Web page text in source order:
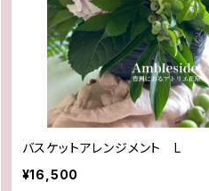
バスケットアレンジメント L
¥16,500